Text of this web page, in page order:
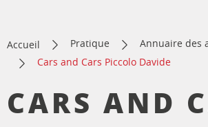
Accueil Pratique
Annuaire des
Cars and Cars Piccolo Davide
CARS AND